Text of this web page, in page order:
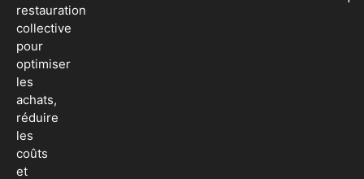
restauration
collective
pour
optimiser
les
achats,
réduire
les
coûts
et